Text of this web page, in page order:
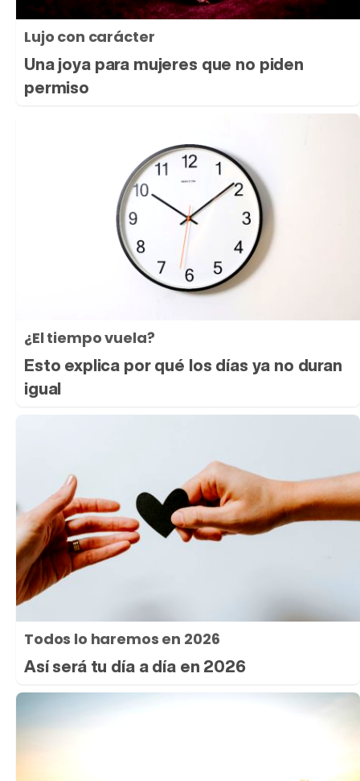
Lujo con carácter
Una joya para mujeres que no piden
permiso
¿El tiempo vuela?
Esto explica por qué los días ya no duran
igual
Todos lo haremos en 2026
Así será tu día a día en 2026